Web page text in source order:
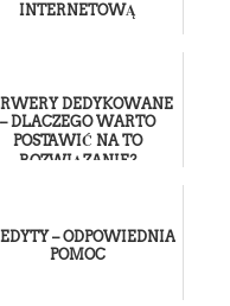
INTERNETOWĄ
DEDYKOWANE
– DLACZEGO WARTO
POSTAWIĆ NA TO
ROZWIĄZANIE?
– ODPOWIEDNIA
POMOC